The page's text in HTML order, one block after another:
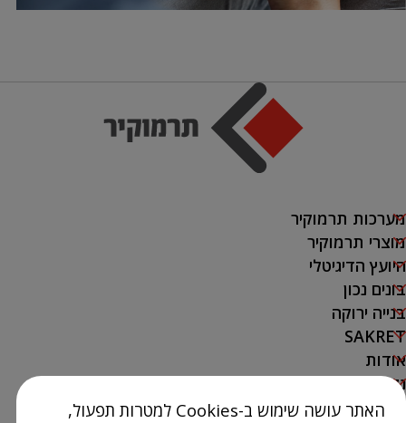
מערכות תרמוקיר
מוצרי תרמוקיר
היועץ הדיגיטלי
בונים נכון
בנייה ירוקה
SAKRET
אודות
נק' מכירה
צור קשר
האתר עושה שימוש ב-Cookies למטרות תפעול,